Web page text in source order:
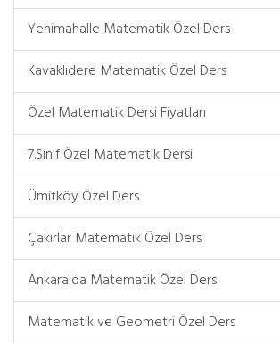
Yenimahalle Matematik Özel Ders
Kavaklıdere Matematik Özel Ders
Özel Matematik Dersi Fiyatları
7.Sınıf Özel Matematik Dersi
Ümitköy Özel Ders
Çakırlar Matematik Özel Ders
Ankara'da Matematik Özel Ders
Matematik ve Geometri Özel Ders